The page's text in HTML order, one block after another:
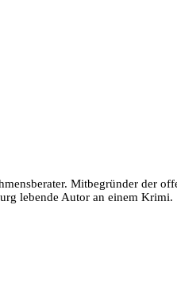
Mitbegründer der
lebende Autor an einem Krimi.